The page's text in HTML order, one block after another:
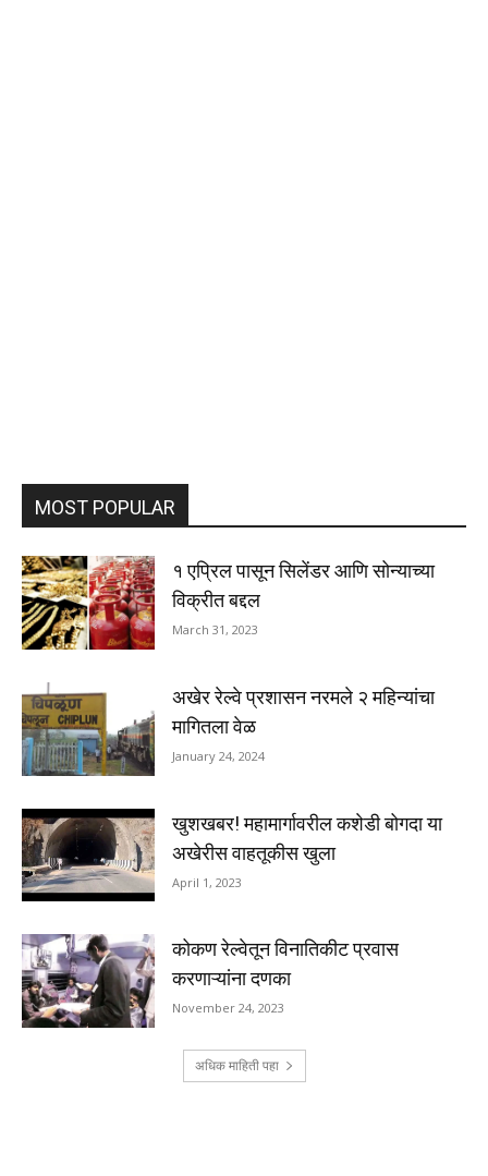
MOST POPULAR
१ एप्रिल पासून सिलेंडर आणि सोन्याच्या
विक्रीत बद्दल
March 31, 2023
अखेर रेल्वे प्रशासन नरमले २ महिन्यांचा
मागितला वेळ
January 24, 2024
खुशखबर! महामार्गावरील कशेडी बोगदा या
अखेरीस वाहतूकीस खुला
April 1, 2023
कोकण रेल्वेतून विनातिकीट प्रवास
करणाऱ्यांना दणका
November 24, 2023
अधिक माहिती पहा